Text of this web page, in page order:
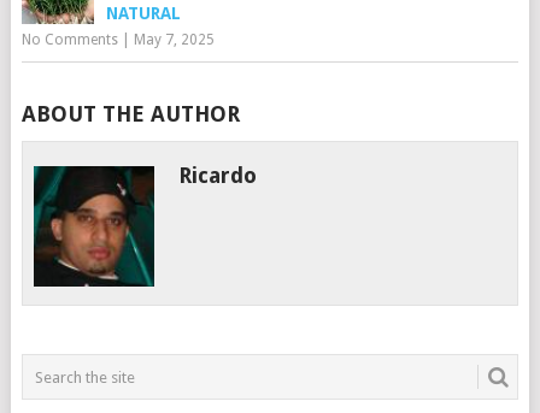
NATURAL
No Comments| May 7, 2025
ABOUT THE AUTHOR
Ricardo